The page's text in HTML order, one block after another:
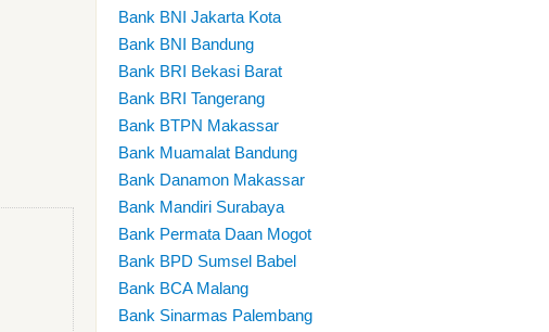
Bank BNI Jakarta Kota
Bank BNI Bandung
Bank BRI Bekasi Barat
Bank BRI Tangerang
Bank BTPN Makassar
Bank Muamalat Bandung
Bank Danamon Makassar
Bank Mandiri Surabaya
Bank Permata Daan Mogot
Bank BPD Sumsel Babel
Bank BCA Malang
Bank Sinarmas Palembang